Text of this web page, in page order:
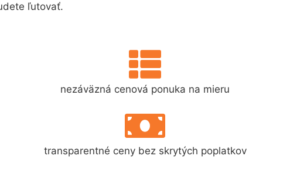
ľutovať.
nezáväzná cenová ponuka na mieru
transparentné ceny bez skrytých poplatkov